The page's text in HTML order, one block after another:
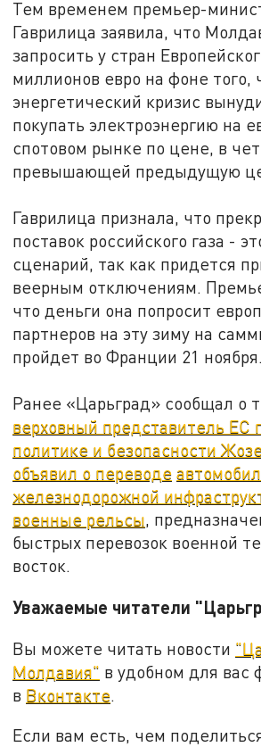
Тем временем премьер-
Гаврилица заявила, что
запросить у стран
миллионов евро на фоне того,
энергетический кризис
покупать электроэнергию на
спотовом рынке по цене, в
превышающей предыдущую
Гаврилица признала, что
поставок российского газа -
сценарий, так как придется
веерным отключениям.
что деньги она попросит
партнеров на эту зиму на
пройдет во Франции 21 ноября.
Ранее «Царьград» сообщал о
верховный представитель ЕС
политике и безопасности
объявил о переводе
железнодорожной
военные рельсы,
быстрых перевозок военной
восток.
Уважаемые читатели
Вы можете читать новости
Молдавия" в удобном для вас
в Вконтакте
Если вам есть, чем